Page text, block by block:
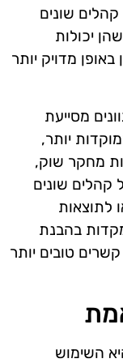
שונים
יכולות
מדויק יותר
מסייעת
יותר,
מחקר שוק,
קהלים שונים
לתוצאות
בהבנת
טובים יותר
השימוש